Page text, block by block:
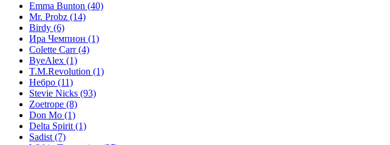
Emma Bunton (40)
Mr. Probz (14)
Birdy (6)
Ира Чемпион (1)
Colette Carr (4)
ByeAlex (1)
T.M.Revolution (1)
Небро (11)
Stevie Nicks (93)
Zoetrope (8)
Don Mo (1)
Delta Spirit (1)
Sadist (7)